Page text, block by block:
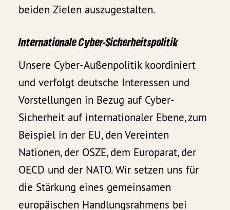
beiden Zielen auszugestalten.
Internationale Cyber-Sicherheitspolitik
Unsere Cyber-Außenpolitik koordiniert
und verfolgt deutsche Interessen und
Vorstellungen in Bezug auf Cyber-
Sicherheit auf internationaler Ebene, zum
Beispiel in der EU, den Vereinten
Nationen, der OSZE, dem Europarat, der
OECD und der NATO. Wir setzen uns für
die Stärkung eines gemeinsamen
europäischen Handlungsrahmens bei